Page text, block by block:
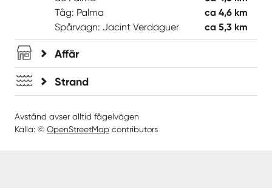
Tåg: Palma
ca 4,6 km
Spårvagn: Jacint Verdaguer
ca 5,3 km
Affär
Strand
Avstånd avser alltid fågelvägen
Källa: © OpenStreetMap contributors